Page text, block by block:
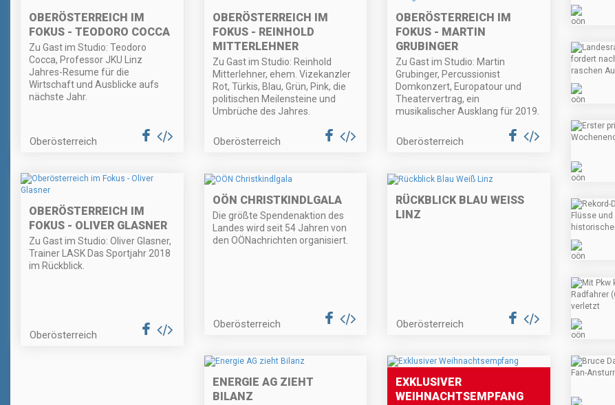
OBERÖSTERREICH IM
FOKUS - TEODORO COCCA
Zu Gast im Studio: Teodoro
Cocca, Professor JKU Linz
Jahres-Resume für die
Wirtschaft und Ausblicke aufs
nächste Jahr.
Oberösterreich
OBERÖSTERREICH IM
FOKUS - REINHOLD
MITTERLEHNER
Zu Gast im Studio: Reinhold
Mitterlehner, ehem. Vizekanzler
Rot, Türkis, Blau, Grün, Pink, die
politischen Meilensteine und
Umbrüche des Jahres.
Oberösterreich
OBERÖSTERREICH IM
FOKUS - MARTIN
GRUBINGER
Zu Gast im Studio: Martin
Grubinger, Percussionist
Domkonzert, Europatour und
Theatervertrag, ein
musikalischer Ausklang für 2019.
Oberösterreich
OBERÖSTERREICH IM
FOKUS - OLIVER GLASNER
Zu Gast im Studio: Oliver Glasner,
Trainer LASK Das Sportjahr 2018
im Rückblick.
Oberösterreich
OÖN CHRISTKINDLGALA
Die größte Spendenaktion des
Landes wird seit 54 Jahren von
den OÖNachrichten organisiert.
Oberösterreich
RÜCKBLICK BLAU WEISS L
INZ
Oberösterreich
ENERGIE AG ZIEHT
BILANZ
EXKLUSIVER
WEIHNACHTSEMPFANG